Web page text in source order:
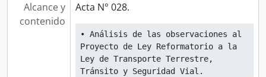
Alcance y
contenido
Acta N° 028.
• Análisis de las observaciones al
Proyecto de Ley Reformatorio a la
Ley de Transporte Terrestre,
Tránsito y Seguridad Vial.